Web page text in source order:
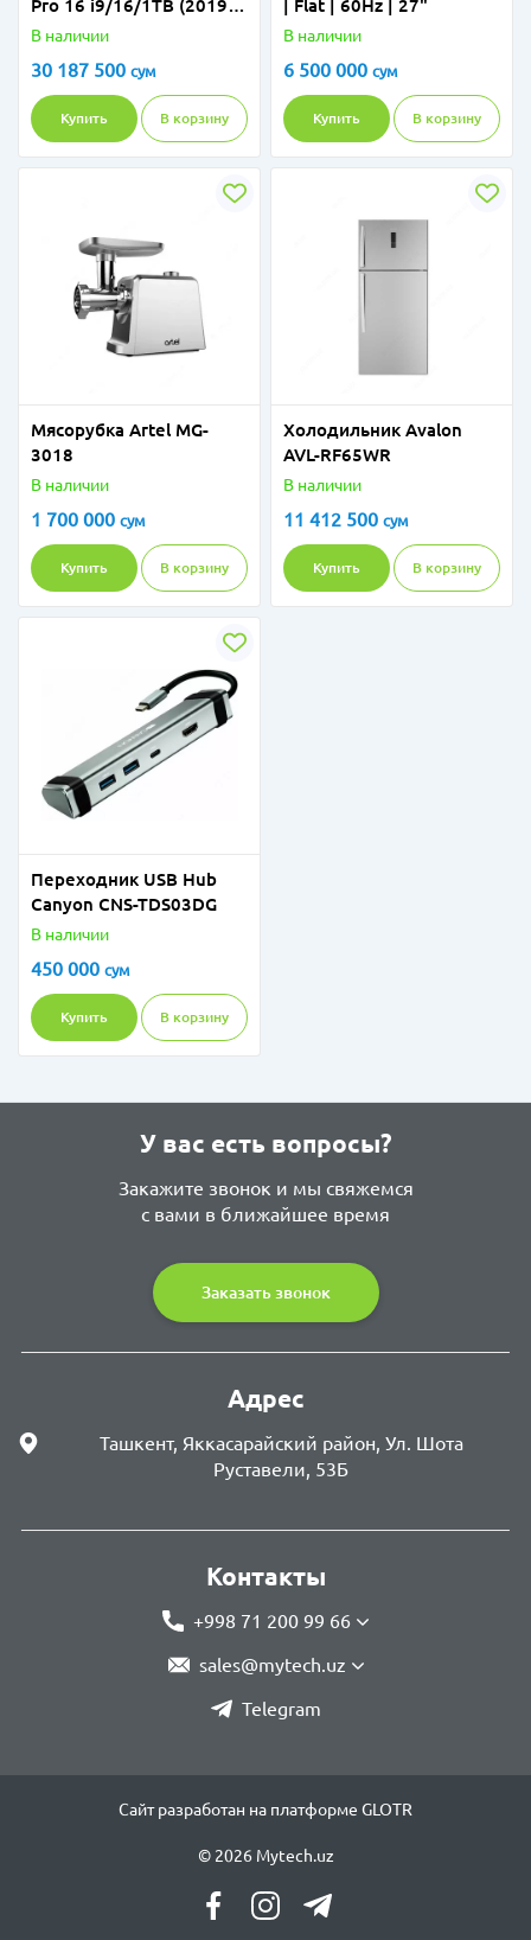
Pro 16 i9/16/1TB (2019)
grey, silver
В наличии
30 187 500 сум
Купить В корзину
| Flat | 60Hz | 27"
В наличии
6 500 000 сум
Купить В корзину
Мясорубка Artel MG-
3018
В наличии
1 700 000 сум
Купить В корзину
Холодильник Avalon
AVL-RF65WR
В наличии
11 412 500 сум
Купить В корзину
Переходник USB Hub
Canyon CNS-TDS03DG
В наличии
450 000 сум
Купить В корзину
У вас есть вопросы?
Закажите звонок и мы свяжемся
с вами в ближайшее время
Заказать звонок
Адрес
Ташкент, Яккасарайский район, Ул. Шота
Руставели, 53Б
Контакты
+998 71 200 99 66
sales@mytech.uz
Telegram
Сайт разработан на платформе GLOTR
© 2026 Mytech.uz